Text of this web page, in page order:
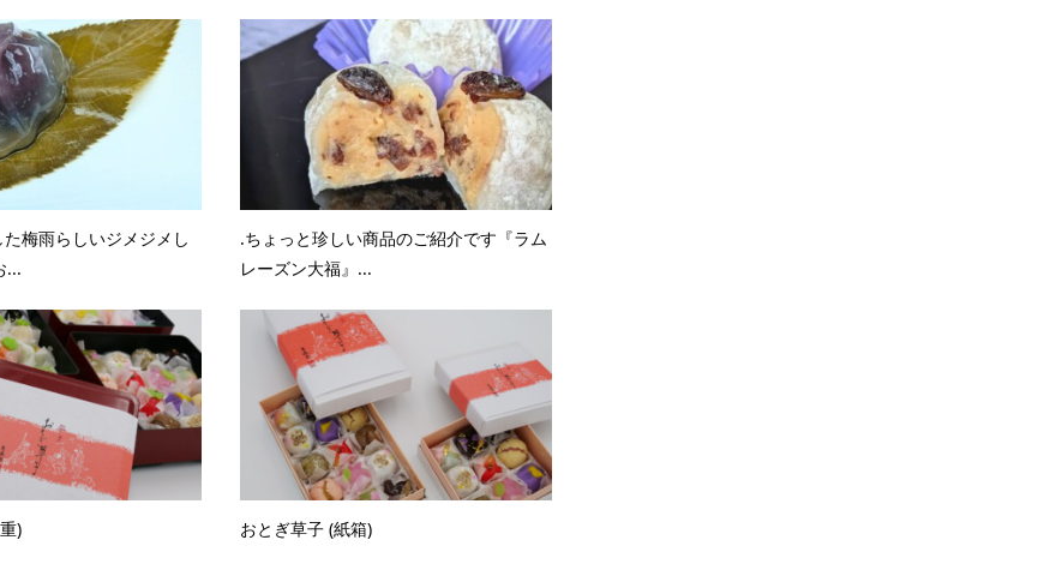
梅雨らしいジメジメし
...
.ちょっと珍しい商品のご紹介です『ラム
レーズン大福』...
) おとぎ草子 (紙箱)